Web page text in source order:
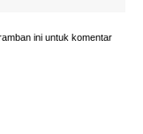
ini untuk komentar